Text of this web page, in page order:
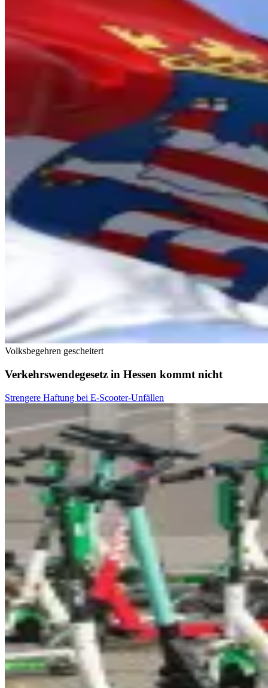
Volksbegehren gescheitert
Verkehrswendegesetz in Hessen kommt nicht
Strengere Haftung bei E-Scooter-Unfällen